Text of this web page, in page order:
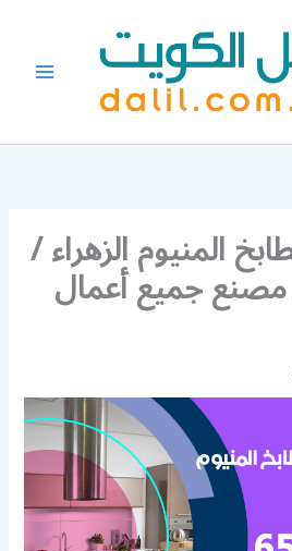
المنيوم الزهراء /
/ مصنع جميع أعمال